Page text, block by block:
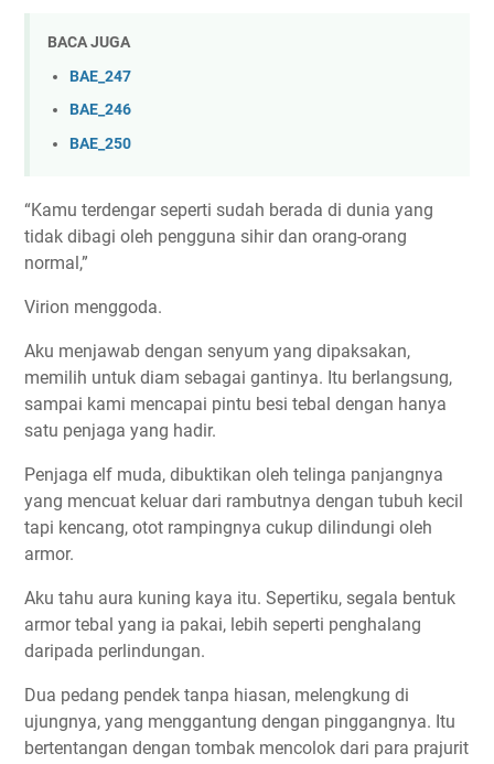
BACA JUGA
BAE_247
BAE_246
BAE_250
“Kamu terdengar seperti sudah berada di dunia yang
tidak dibagi oleh pengguna sihir dan orang-orang
normal,”
Virion menggoda.
Aku menjawab dengan senyum yang dipaksakan,
memilih untuk diam sebagai gantinya. Itu berlangsung,
sampai kami mencapai pintu besi tebal dengan hanya
satu penjaga yang hadir.
Penjaga elf muda, dibuktikan oleh telinga panjangnya
yang mencuat keluar dari rambutnya dengan tubuh kecil
tapi kencang, otot rampingnya cukup dilindungi oleh
armor.
Aku tahu aura kuning kaya itu. Sepertiku, segala bentuk
armor tebal yang ia pakai, lebih seperti penghalang
daripada perlindungan.
Dua pedang pendek tanpa hiasan, melengkung di
ujungnya, yang menggantung dengan pinggangnya. Itu
bertentangan dengan tombak mencolok dari para prajurit